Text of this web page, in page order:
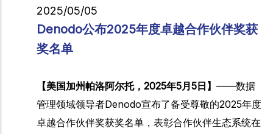
2025/05/05
Denodo公布2025年度卓越合作伙伴奖获
奖名单
【美国加州帕洛阿尔托，2025年5月5日】 ——数据
管理领域领导者Denodo宣布了备受尊敬的2025年度
卓越合作伙伴奖获奖名单，表彰合作伙伴生态系统在